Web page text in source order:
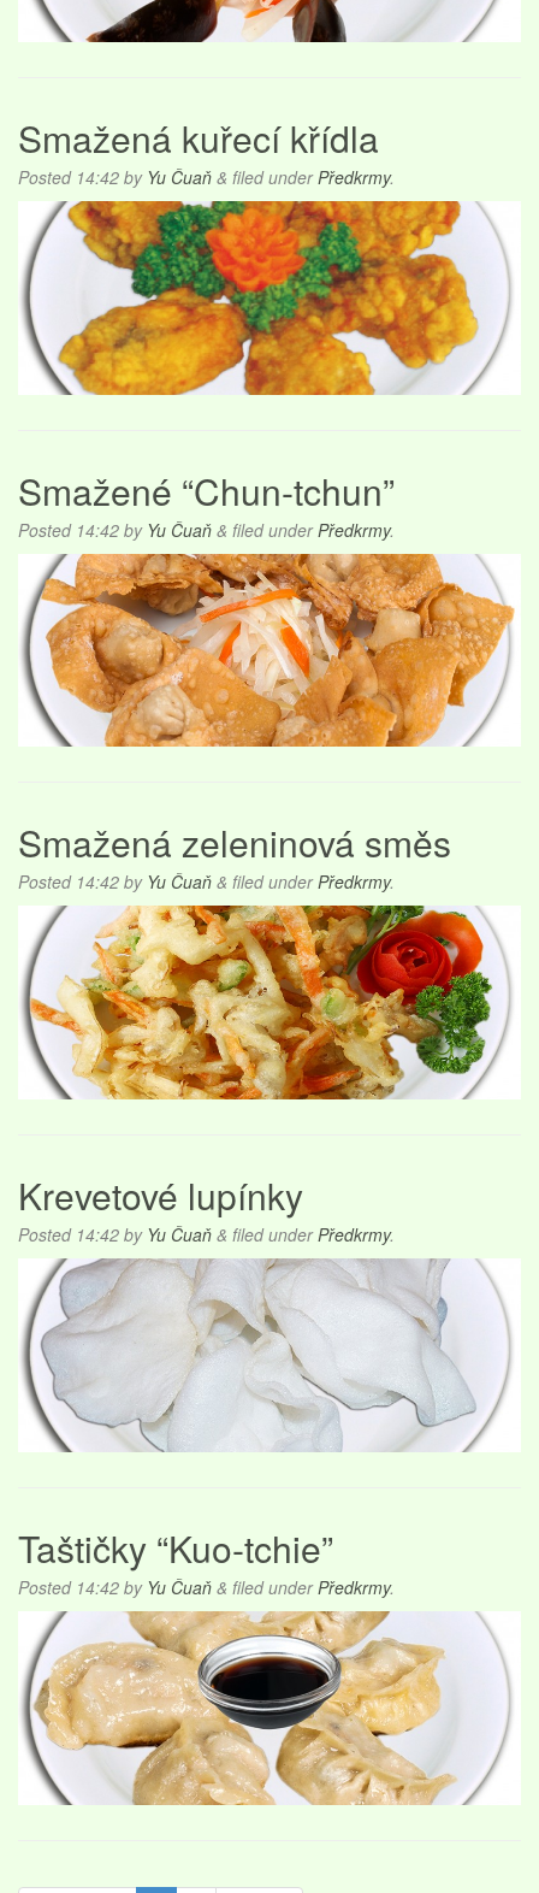
Smažená kuřecí křídla
Posted 14:42 by Yu Čuaň & filed underPředkrmy.
Smažené “Chun-tchun”
Posted 14:42 by Yu Čuaň & filed underPředkrmy.
Smažená zeleninová směs
Posted 14:42 by Yu Čuaň & filed underPředkrmy.
Krevetové lupínky
Posted 14:42 by Yu Čuaň & filed underPředkrmy.
Taštičky “Kuo-tchie”
Posted 14:42 by Yu Čuaň & filed underPředkrmy.